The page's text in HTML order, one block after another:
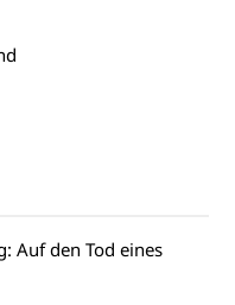
Auf den Tod eines